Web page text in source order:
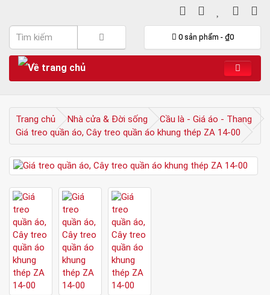
0 sản phẩm - ₫0
Trang chủ Nhà cửa & Đời sống
Cầu là - Giá áo - Thang
Giá treo quần áo, Cây treo quần áo khung thép ZA 14-00